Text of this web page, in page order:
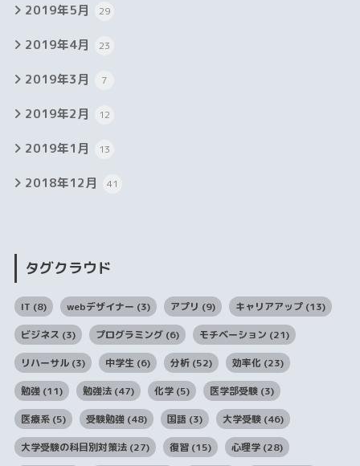
2019年5月 29
2019年4月 23
2019年3月 7
2019年2月 12
2019年1月 13
2018年12月 41
タグクラウド
IT (8) webデザイナー (3) アプリ (9) キャリアアップ(13)
ビジネス (3) プログラミング(6) モチベーション (21)
リハーサル(3) 中学生 (6) 分析(52) 効率化 (23)
勉強(11) 勉強法(47) 化学(5) 医学部受験(3)
医療系(5) 受験勉強(48) 国語 (3) 大学受験(46)
大学受験の科目別対策法(27) 復習(15) 心理学(28)